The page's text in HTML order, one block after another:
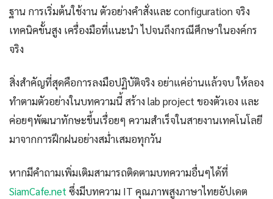
ฐาน การเริ่มต้นใช้งาน ตัวอย่างคำสั่งและ configuration จริง
เทคนิคขั้นสูง เครื่องมือที่แนะนำ ไปจนถึงกรณีศึกษาในองค์กร
จริง
สิ่งสำคัญที่สุดคือการลงมือปฏิบัติจริง อย่าแค่อ่านแล้วจบ ให้ลอง
ทำตามตัวอย่างในบทความนี้ สร้าง lab project ของตัวเอง และ
ค่อยๆพัฒนาทักษะขึ้นเรื่อยๆ ความสำเร็จในสายงานเทคโนโลยี
มาจากการฝึกฝนอย่างสม่ำเสมอทุกวัน
หากมีคำถามเพิ่มเติมสามารถติดตามบทความอื่นๆได้ที่
SiamCafe.net ซึ่งมีบทความ IT คุณภาพสูงภาษาไทยอัปเดต